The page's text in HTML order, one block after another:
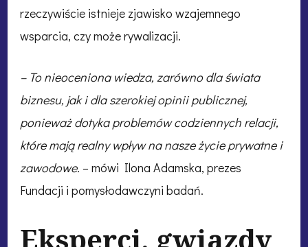
rzeczywiście istnieje zjawisko wzajemnego
wsparcia, czy może rywalizacji.
– To nieoceniona wiedza, zarówno dla świata
biznesu, jak i dla szerokiej opinii publicznej,
ponieważ dotyka problemów codziennych relacji,
które mają realny wpływ na nasze życie prywatne i
zawodowe. – mówi Ilona Adamska, prezes
Fundacji i pomysłodawczyni badań.
Eksperci, gwiazdy